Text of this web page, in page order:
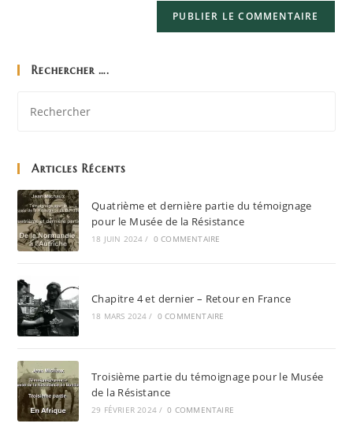
Rechercher ….
Articles Récents
Quatrième et dernière partie du témoignage
pour le Musée de la Résistance
18 JUIN 2024 / 0 COMMENTAIRE
Chapitre 4 et dernier – Retour en France
18 MARS 2024 / 0 COMMENTAIRE
Troisième partie du témoignage pour le Musée
de la Résistance
29 FÉVRIER 2024 / 0 COMMENTAIRE